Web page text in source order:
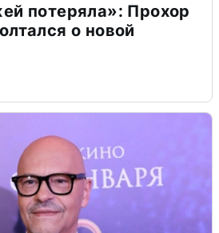
потеряла»: Прохор
о новой